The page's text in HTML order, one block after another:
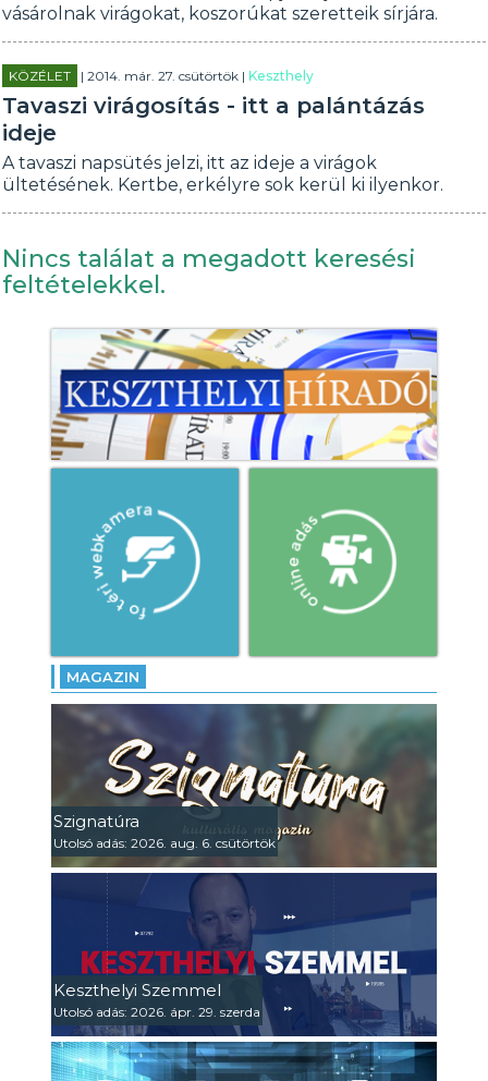
vásárolnak virágokat, koszorúkat szeretteik sírjára.
KÖZÉLET | 2014. már. 27. csütörtök |Keszthely
Tavaszi virágosítás - itt a palántázás
ideje
A tavaszi napsütés jelzi, itt az ideje a virágok
ültetésének. Kertbe, erkélyre sok kerül ki ilyenkor.
Nincs találat a megadott keresési
feltételekkel.
MAGAZIN
Szignatúra
Utolsó adás: 2026. aug. 6. csütörtök
Keszthelyi Szemmel
Utolsó adás: 2026. ápr. 29. szerda